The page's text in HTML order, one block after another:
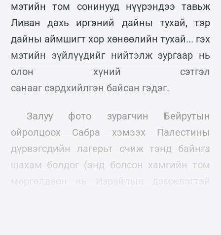
мэтийн том сонинууд нүүрэндээ тавьж
Ливан дахь иргэний дайны тухай, тэр
дайны аймшигт хор хөнөөлийн тухай... гэх
мэтийн зүйлүүдийг нийтэлж зургаар нь
олон хүний сэтгэл
санааг сэрдхийлгэн байсан гэдэг.
Залуу фото зурагчин Бейрутын
ойролцоох Сабра хэмээх Палестины
дүрвэгсдийн лагерьт очиж тэнд байнга
шахам болдог (энд болсон хамгийн том